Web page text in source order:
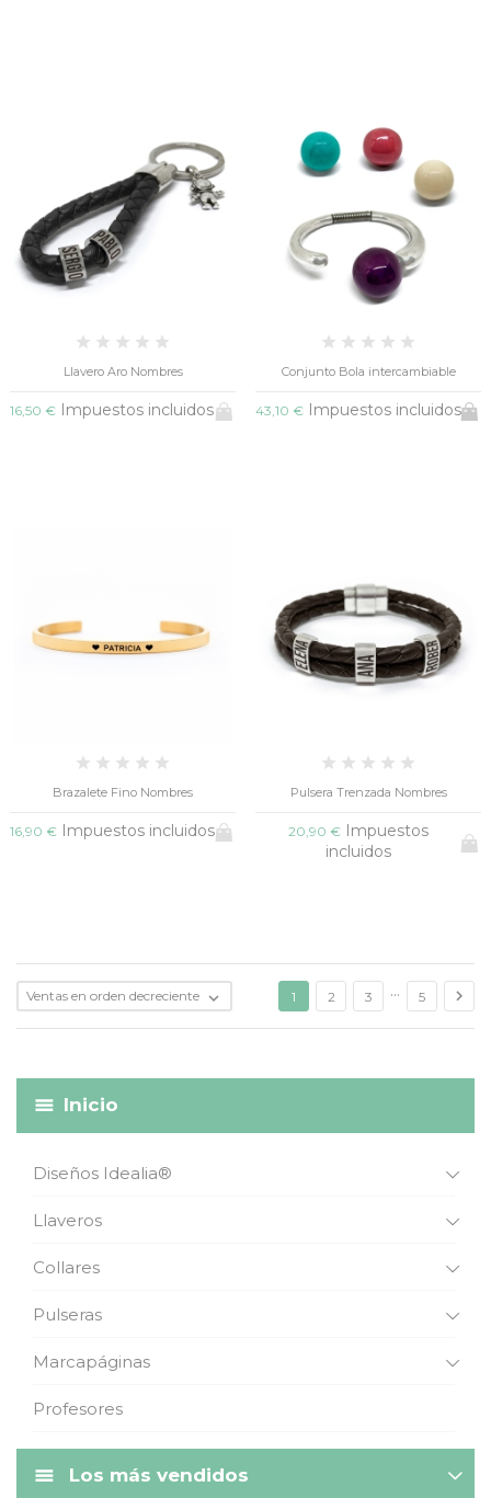
Inicio
Diseños Idealia®
Llaveros
Collares
Pulseras
Marcapáginas
Profesores
Los más vendidos
Llavero Aro Nombres
16,50 € Impuestos incluidos
Conjunto Bola intercambiable
43,10 € Impuestos incluidos
Brazalete Fino Nombres
16,90 € Impuestos incluidos
Pulsera Trenzada Nombres
20,90 € Impuestos
incluidos
Ventas en orden decreciente  1 2 3 … 5 